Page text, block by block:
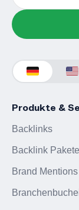
Produkte &
Backlinks
Backlink Pakete
Brand Mentions